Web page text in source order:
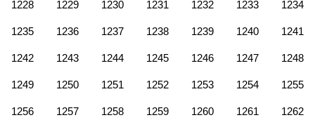
1228 1229 1230 1231 1232 1233 1234
1235 1236 1237 1238 1239 1240 1241
1242 1243 1244 1245 1246 1247 1248
1249 1250 1251 1252 1253 1254 1255
1256 1257 1258 1259 1260 1261 1262